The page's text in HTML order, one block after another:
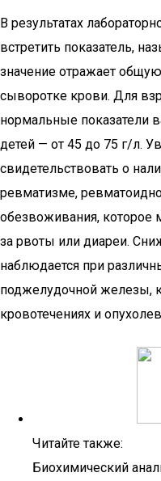
В результатах
встретить показатель,
значение отражает
сыворотке крови. Для
нормальные показатели
детей — от 45 до 75 г/л.
свидетельствовать о
ревматизме,
обезвоживания, которое
за рвоты или диареи.
наблюдается при
поджелудочной железы,
кровотечениях и
Читайте также:
Биохимический